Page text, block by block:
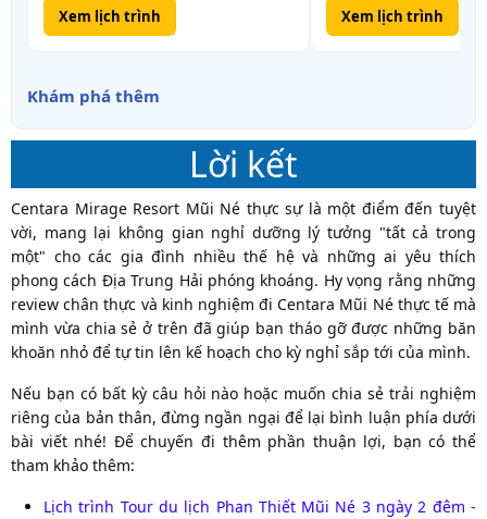
Xem lịch trình Xem lịch trình
Khám phá thêm
Lời kết
Centara Mirage Resort Mũi Né thực sự là một điểm đến tuyệt
vời, mang lại không gian nghỉ dưỡng lý tưởng "tất cả trong
một" cho các gia đình nhiều thế hệ và những ai yêu thích
phong cách Địa Trung Hải phóng khoáng. Hy vọng rằng những
review chân thực và kinh nghiệm đi Centara Mũi Né thực tế mà
mình vừa chia sẻ ở trên đã giúp bạn tháo gỡ được những băn
khoăn nhỏ để tự tin lên kế hoạch cho kỳ nghỉ sắp tới của mình.
Nếu bạn có bất kỳ câu hỏi nào hoặc muốn chia sẻ trải nghiệm
riêng của bản thân, đừng ngần ngại để lại bình luận phía dưới
bài viết nhé! Để chuyến đi thêm phần thuận lợi, bạn có thể
tham khảo thêm:
Lịch trình Tour du lịch Phan Thiết Mũi Né 3 ngày 2 đêm -